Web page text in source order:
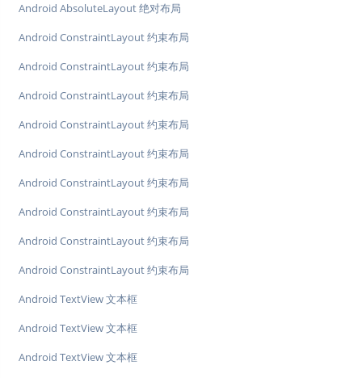
Android AbsoluteLayout 绝对布局
Android ConstraintLayout 约束布局
Android ConstraintLayout 约束布局
Android ConstraintLayout 约束布局
Android ConstraintLayout 约束布局
Android ConstraintLayout 约束布局
Android ConstraintLayout 约束布局
Android ConstraintLayout 约束布局
Android ConstraintLayout 约束布局
Android ConstraintLayout 约束布局
Android TextView 文本框
Android TextView 文本框
Android TextView 文本框